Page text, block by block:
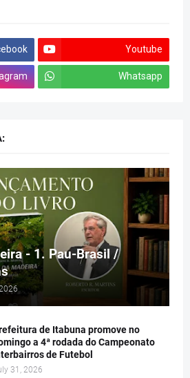
Youtube
Whatsapp
- 1. Pau-Brasil /
de Itabuna promove no
a 4ª rodada do Campeonato
de Futebol
31, 2026